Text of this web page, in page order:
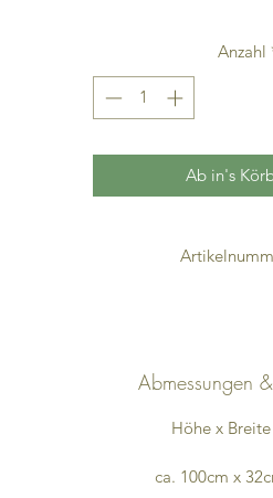
kann von der
Anzahl
Ab in's
Abmessungen
Höhe x
ca. 100cm x